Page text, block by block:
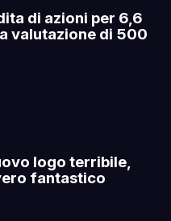
di azioni per 6,6
valutazione di 500
logo terribile,
fantastico